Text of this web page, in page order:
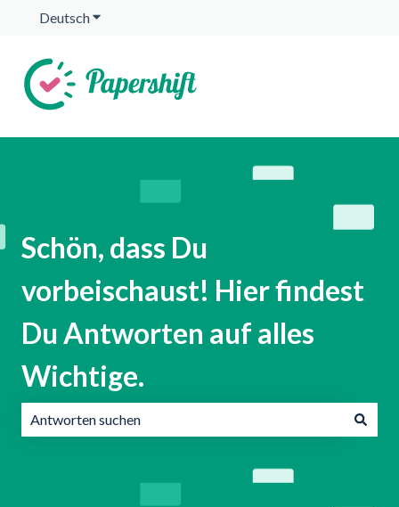
DeutschUntermenü für Übersetzungen anzeigen
Schön, dass Du
vorbeischaust! Hier findest
Du Antworten auf alles
Wichtige.